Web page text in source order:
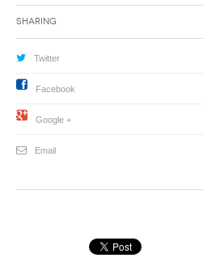
Sharing
Twitter
Facebook
Google +
Email